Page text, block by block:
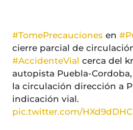
#TomePrecauciones en
cierre parcial de
#AccidenteVial cerca del
autopista Puebla-
la circulación dirección a
indicación vial.
pic.twitter.com/